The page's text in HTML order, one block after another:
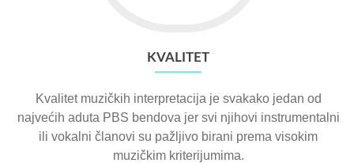
KVALITET
Kvalitet muzičkih interpretacija je svakako jedan od
najvećih aduta PBS bendova jer svi njihovi instrumentalni
ili vokalni članovi su pažljivo birani prema visokim
muzičkim kriterijumima.